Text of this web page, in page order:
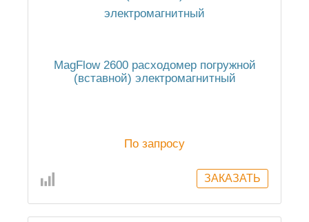
MagFlow 2600 расходомер погружной
(вставной) электромагнитный
По запросу